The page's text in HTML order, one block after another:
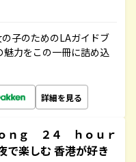
子のためのLAガイドブ
力をこの一冊に詰め込
詳細を見る
ｎｇ ２４ ｈｏｕｒ
楽しむ 香港が好き